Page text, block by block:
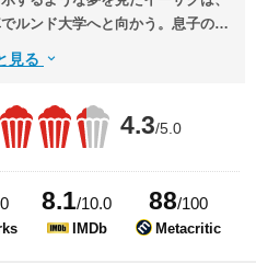
ルンド大学へと向かう。息子の妻
た屋敷へと寄り道する。その景色
見る
4.3/5.0
8.1/10.0
IMDb
88/100
Metacritic